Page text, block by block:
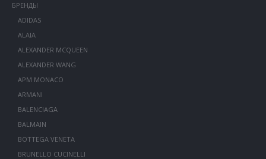
БРЕНДЫ
ADIDAS
ALAIA
ALEXANDER MCQUEEN
ALEXANDER WANG
APM MONACO
ARMANI
BALENCIAGA
BALMAIN
BOTTEGA VENETA
BRUNELLO CUCINELLI